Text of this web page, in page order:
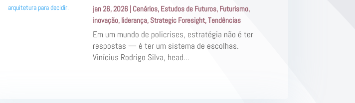
jan 26, 2026 | Cenários, Estudos de Futuros, Futurismo,
inovação, liderança, Strategic Foresight,Tendências
Em um mundo de policrises, estratégia não é ter
respostas — é ter um sistema de escolhas.
Vinícius Rodrigo Silva, head...